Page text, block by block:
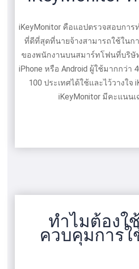
iKeyMonitor คือแอปตรวจสอบกา
ที่ดีที่สุดที่นายจ้างสามารถใช้ในก
ของพนักงานบนสมาร์ทโฟนที่บริษั
iPhone หรือ Android ผู้ใช้มากกว่า
100 ประเทศได้ใช้และไว้วางใจ
iKeyMonitor มีคะแนนเ
ทำไมต้องใ
ควบคุมการใ